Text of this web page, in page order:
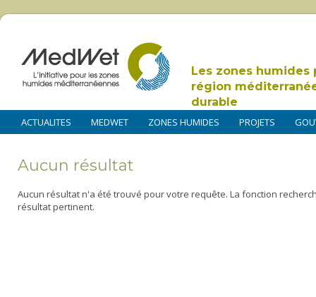
Les zones humides
région
durable
ACTUALITES MEDWET ZONES HUMIDES PROJETS
Aucun résultat
Aucun résultat n'a été trouvé pour votre requête. La fonction
résultat pertinent.